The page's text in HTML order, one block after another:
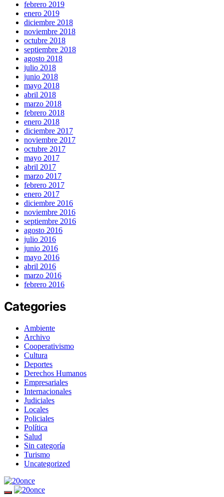
febrero 2019
enero 2019
diciembre 2018
noviembre 2018
octubre 2018
septiembre 2018
agosto 2018
julio 2018
junio 2018
mayo 2018
abril 2018
marzo 2018
febrero 2018
enero 2018
diciembre 2017
noviembre 2017
octubre 2017
mayo 2017
abril 2017
marzo 2017
febrero 2017
enero 2017
diciembre 2016
noviembre 2016
septiembre 2016
agosto 2016
julio 2016
junio 2016
mayo 2016
abril 2016
marzo 2016
febrero 2016
Categories
Ambiente
Archivo
Cooperativismo
Cultura
Deportes
Derechos Humanos
Empresariales
Internacionales
Judiciales
Locales
Policiales
Política
Salud
Sin categoría
Turismo
Uncategorized